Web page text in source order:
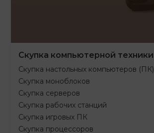
Скупка компьютерной техники
Скупка настольных компьютеров (ПК)
Скупка моноблоков
Скупка серверов
Скупка рабочих станций
Скупка игровых ПК
Скупка процессоров